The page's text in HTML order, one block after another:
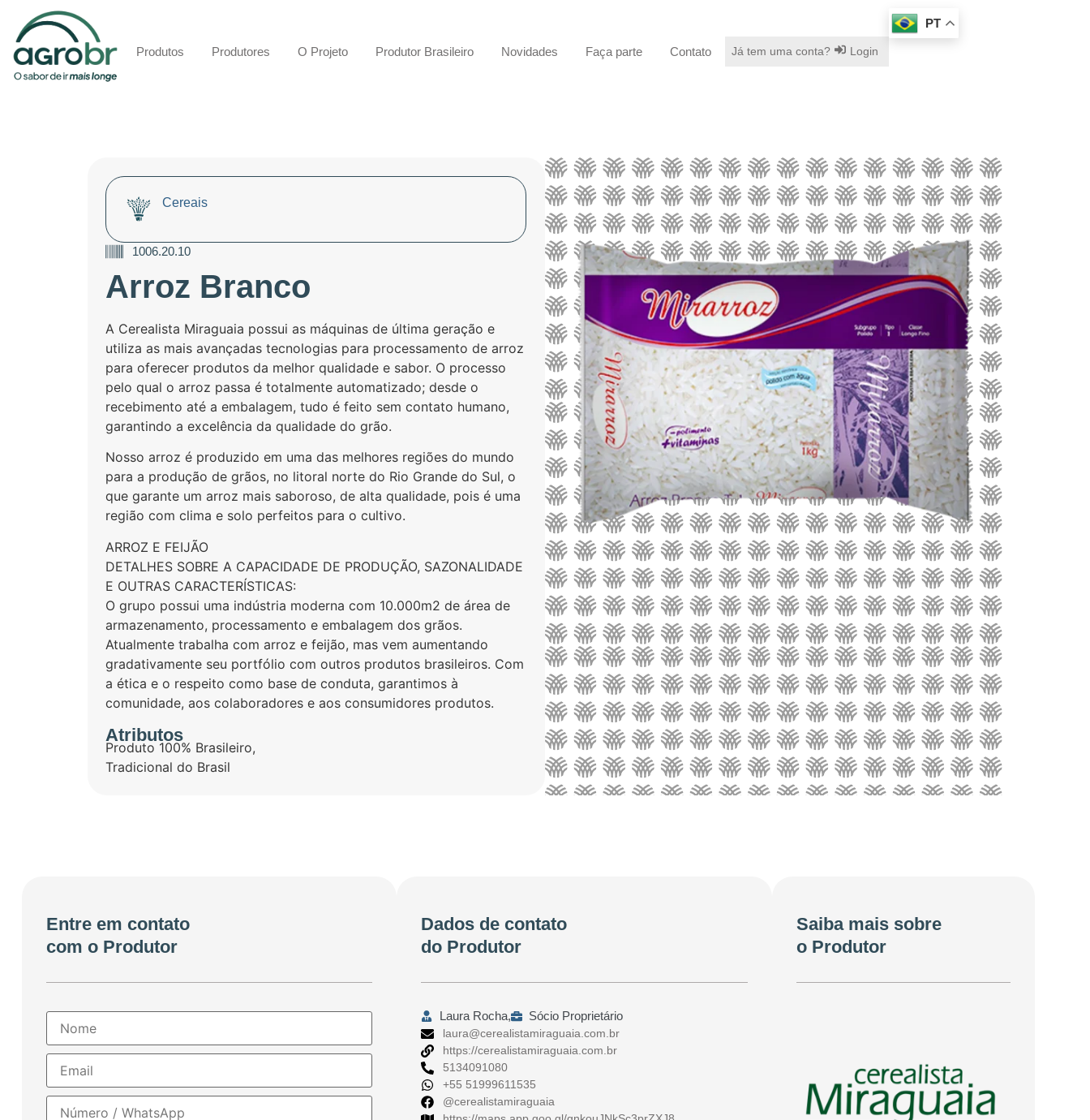
Produtos Produtores O Projeto Produtor Brasileiro Novidades Faça parte Contato Já tem uma conta? Login
PT
Cereais
1006.20.10
Arroz Branco
A Cerealista Miraguaia possui as máquinas de última geração e
utiliza as mais avançadas tecnologias para processamento de arroz
para oferecer produtos da melhor qualidade e sabor. O processo
pelo qual o arroz passa é totalmente automatizado; desde o
recebimento até a embalagem, tudo é feito sem contato humano,
garantindo a excelência da qualidade do grão.
Nosso arroz é produzido em uma das melhores regiões do mundo
para a produção de grãos, no litoral norte do Rio Grande do Sul, o
que garante um arroz mais saboroso, de alta qualidade, pois é uma
região com clima e solo perfeitos para o cultivo.
ARROZ E FEIJÃO
DETALHES SOBRE A CAPACIDADE DE PRODUÇÃO, SAZONALIDADE
E OUTRAS CARACTERÍSTICAS:
O grupo possui uma indústria moderna com 10.000m2 de área de
armazenamento, processamento e embalagem dos grãos.
Atualmente trabalha com arroz e feijão, mas vem aumentando
gradativamente seu portfólio com outros produtos brasileiros. Com
a ética e o respeito como base de conduta, garantimos à
comunidade, aos colaboradores e aos consumidores produtos.
Atributos
Produto 100% Brasileiro,
Tradicional do Brasil
Entre em contato
com o Produtor
Dados de contato
do Produtor
Laura Rocha, Sócio Proprietário
laura@cerealistamiraguaia.com.br
https://cerealistamiraguaia.com.br
5134091080
+55 51999611535
@cerealistamiraguaia
Saiba mais sobre
o Produtor